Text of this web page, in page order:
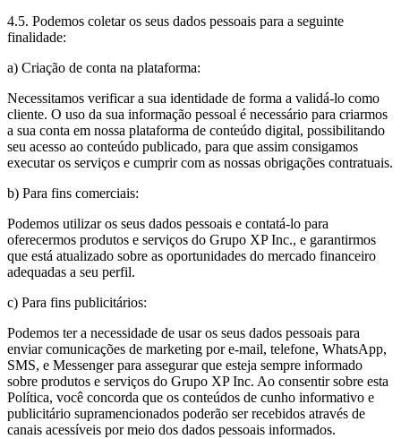
4.5. Podemos coletar os seus dados pessoais para a seguinte
finalidade:
a) Criação de conta na plataforma:
Necessitamos verificar a sua identidade de forma a validá-lo como
cliente. O uso da sua informação pessoal é necessário para criarmos
a sua conta em nossa plataforma de conteúdo digital, possibilitando
seu acesso ao conteúdo publicado, para que assim consigamos
executar os serviços e cumprir com as nossas obrigações contratuais.
b) Para fins comerciais:
Podemos utilizar os seus dados pessoais e contatá-lo para
oferecermos produtos e serviços do Grupo XP Inc., e garantirmos
que está atualizado sobre as oportunidades do mercado financeiro
adequadas a seu perfil.
c) Para fins publicitários:
Podemos ter a necessidade de usar os seus dados pessoais para
enviar comunicações de marketing por e-mail, telefone, WhatsApp,
SMS, e Messenger para assegurar que esteja sempre informado
sobre produtos e serviços do Grupo XP Inc. Ao consentir sobre esta
Política, você concorda que os conteúdos de cunho informativo e
publicitário supramencionados poderão ser recebidos através de
canais acessíveis por meio dos dados pessoais informados.